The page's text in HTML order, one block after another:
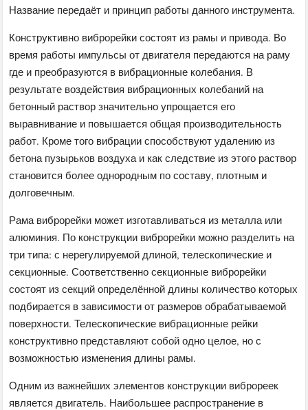
Название передаёт и принцип работы данного инструмента.
Конструктивно виброрейки состоят из рамы и привода. Во
время работы импульсы от двигателя передаются на раму
где и преобразуются в вибрационные колебания. В
результате воздействия вибрационных колебаний на
бетонный раствор значительно упрощается его
выравнивание и повышается общая производительность
работ. Кроме того вибрации способствуют удалению из
бетона пузырьков воздуха и как следствие из этого раствор
становится более однородным по составу, плотным и
долговечным.
Рама виброрейки может изготавливаться из металла или
алюминия. По конструкции виброрейки можно разделить на
три типа: с нерегулируемой длиной, телескопические и
секционные. Соответственно секционные виброрейки
состоят из секций определённой длины количество которых
подбирается в зависимости от размеров обрабатываемой
поверхности. Телескопические вибрационные рейки
конструктивно представляют собой одно целое, но с
возможностью изменения длины рамы.
Одним из важнейших элементов конструкции виброреек
является двигатель. Наибольшее распространение в